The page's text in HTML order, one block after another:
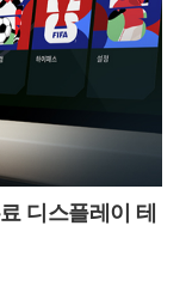
디스플레이 테